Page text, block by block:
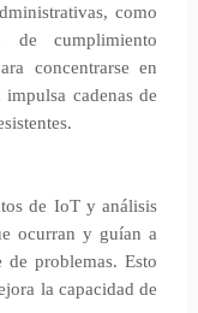
como
de cumplimiento
concentrarse en
cadenas de
de IoT y análisis
ocurran y guían a
problemas. Esto
la capacidad de